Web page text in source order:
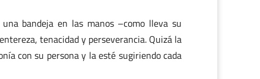
bandeja en las manos –como lleva su
tenacidad y perseverancia. Quizá la
con su persona y la esté sugiriendo cada